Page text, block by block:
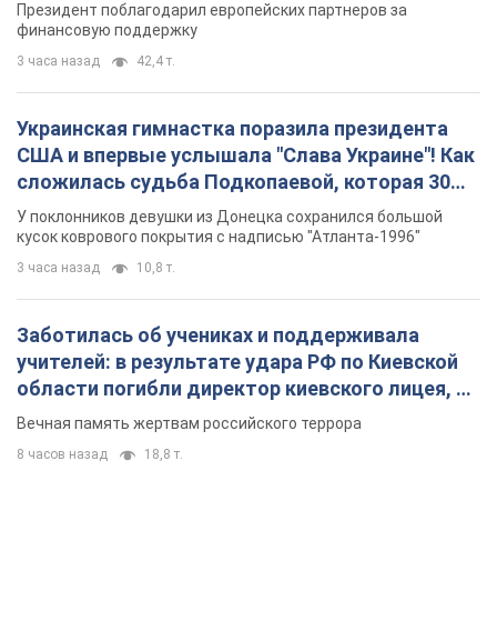
Президент поблагодарил европейских партнеров за
финансовую поддержку
3 часа назад 42,4 т.
Украинская гимнастка поразила президента
США и впервые услышала "Слава Украине"! Как
сложилась судьба Подкопаевой, которая 30
лет назад завоевала "золото" Олимпиады
У поклонников девушки из Донецка сохранился большой
кусок коврового покрытия с надписью "Атланта-1996"
3 часа назад 10,8 т.
Заботилась об учениках и поддерживала
учителей: в результате удара РФ по Киевской
области погибли директор киевского лицея, её
муж и внук
Вечная память жертвам российского террора
8 часов назад 18,8 т.